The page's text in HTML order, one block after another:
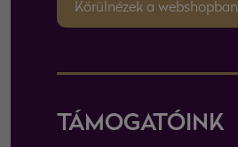
Körülnézek a webshopban
TÁMOGATÓINK